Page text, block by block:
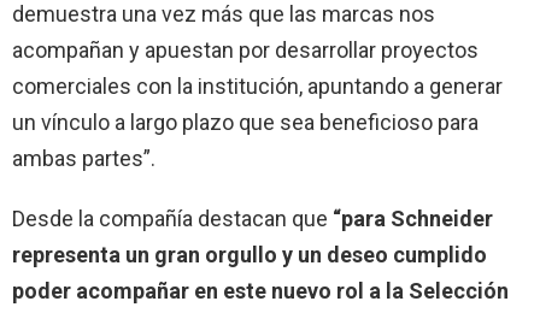
demuestra una vez más que las marcas nos
acompañan y apuestan por desarrollar proyectos
comerciales con la institución, apuntando a generar
un vínculo a largo plazo que sea beneficioso para
ambas partes”.
Desde la compañía destacan que “para Schneider
representa un gran orgullo y un deseo cumplido
poder acompañar en este nuevo rol a la Selección